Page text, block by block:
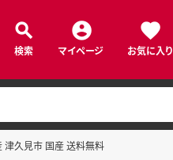
検索 マイページ お気に入り
津久見市 国産 送料無料